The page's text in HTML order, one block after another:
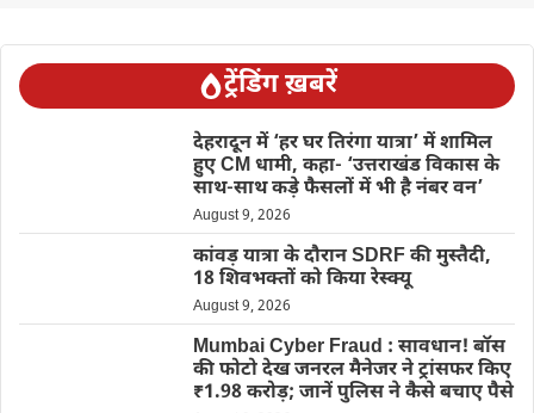
ट्रेंडिंग ख़बरें
देहरादून में ‘हर घर तिरंगा यात्रा’ में शामिल
हुए CM धामी, कहा- ‘उत्तराखंड विकास के
साथ-साथ कड़े फैसलों में भी है नंबर वन’
August 9, 2026
कांवड़ यात्रा के दौरान SDRF की मुस्तैदी,
18 शिवभक्तों को किया रेस्क्यू
August 9, 2026
Mumbai Cyber Fraud : सावधान! बॉस
की फोटो देख जनरल मैनेजर ने ट्रांसफर किए
₹1.98 करोड़; जानें पुलिस ने कैसे बचाए पैसे